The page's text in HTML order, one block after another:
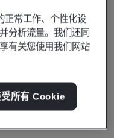
Building
正常工作、个性化设
分析流量。我们还同
有关您使用我们网站
所有 Cookie